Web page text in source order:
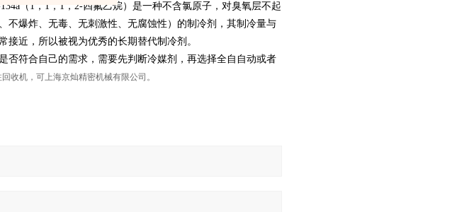
（1，1，1，2-四氟乙烷）是一种不含氯原子，对臭氧层不起
不爆炸、无毒、无刺激性、无腐蚀性）的制冷剂，其制冷量与
接近，所以被视为优秀的长期替代制冷剂。
否符合自己的需求，需要先判断冷媒剂，再选择全自自动或者
收机，可上海京灿精密机械有限公司。